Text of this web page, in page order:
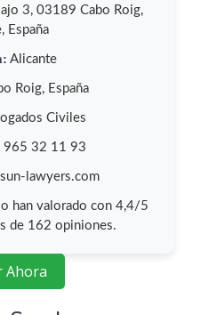
3, 03189 Cabo Roig,
España
Alicante
Roig, España
Civiles
965 32 11 93
lawyers.com
han valorado con 4,4/5
de 162 opiniones.
Ahora